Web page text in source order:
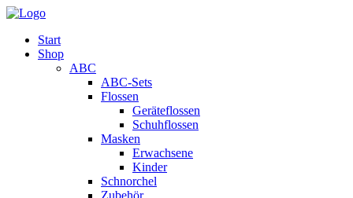
Start
Shop
ABC
ABC-Sets
Flossen
Geräteflossen
Schuhflossen
Masken
Erwachsene
Kinder
Schnorchel
Zubehör